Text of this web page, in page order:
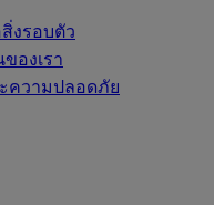
งรอบตัว
องเรา
ความปลอดภัย